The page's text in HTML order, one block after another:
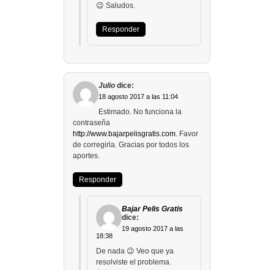
😉 Saludos.
Responder
Julio dice:
18 agosto 2017 a las 11:04
Estimado. No funciona la
contraseña
http://www.bajarpelisgratis.com. Favor
de corregirla. Gracias por todos los
aportes.
Responder
Bajar Pelis Gratis
dice:
19 agosto 2017 a las
18:38
De nada 😉 Veo que ya
resolviste el problema.